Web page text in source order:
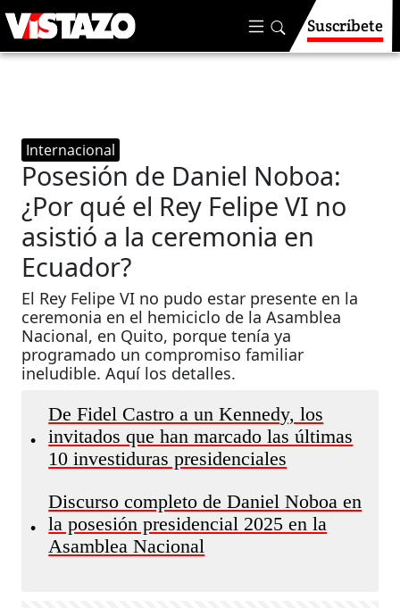
Suscríbete
Internacional
Posesión de Daniel Noboa:
¿Por qué el Rey Felipe VI no
asistió a la ceremonia en
Ecuador?
El Rey Felipe VI no pudo estar presente en la
ceremonia en el hemiciclo de la Asamblea
Nacional, en Quito, porque tenía ya
programado un compromiso familiar
ineludible. Aquí los detalles.
•
De Fidel Castro a un Kennedy, los
invitados que han marcado las últimas
10 investiduras presidenciales
•
Discurso completo de Daniel Noboa en
la posesión presidencial 2025 en la
Asamblea Nacional